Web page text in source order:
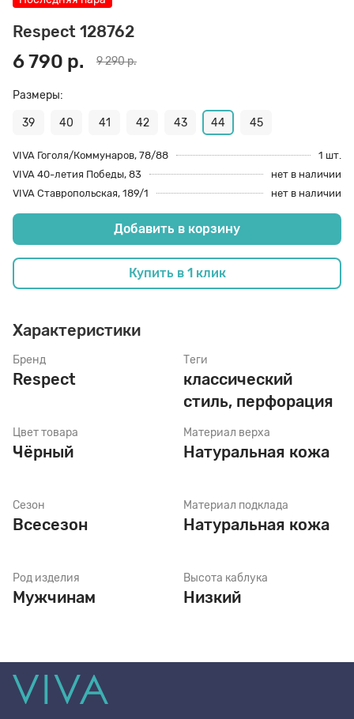
Respect 128762
6 790 р. 9 290 р.
Размеры:
39 40 41 42 43 44 45
VIVA Гоголя/Коммунаров, 78/88
1 шт.
VIVA 40-летия Победы, 83
нет в наличии
VIVA Ставропольская, 189/1
нет в наличии
Добавить в корзину
Купить в 1 клик
Характеристики
Бренд
Respect
Цвет товара
Чёрный
Сезон
Всесезон
Род изделия
Мужчинам
Теги
классический
стиль, перфорация
Материал верха
Натуральная кожа
Материал подклада
Натуральная кожа
Высота каблука
Низкий
70 den
Подпяточники
Пяткоудерживатели
Растяжитель и Очиститель
Шнурки
Щетки